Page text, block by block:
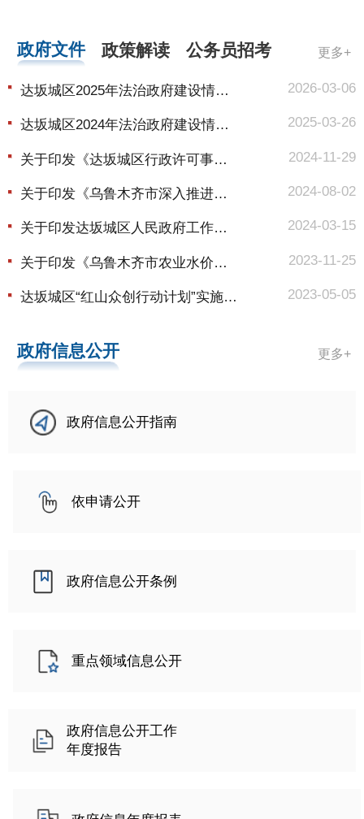
政府文件 政策解读 公务员招考 更多+
达坂城区2025年法治政府建设情况报告 2026-03-06
达坂城区2024年法治政府建设情况报告 2025-03-26
关于印发《达坂城区行政许可事项清单（2023年版... 2024-11-29
关于印发《乌鲁木齐市深入推进跨部门综合监管工... 2024-08-02
关于印发达坂城区人民政府工作规则的通知 2024-03-15
关于印发《乌鲁木齐市农业水价综合改革精准补贴... 2023-11-25
达坂城区“红山众创行动计划”实施方案（2023—... 2023-05-05
政府信息公开 更多+
政府信息公开指南
依申请公开
政府信息公开条例
重点领域信息公开
政府信息公开工作
年度报告